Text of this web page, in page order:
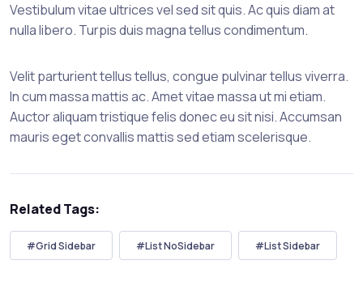
Vestibulum vitae ultrices vel sed sit quis. Ac quis diam at
nulla libero. Turpis duis magna tellus condimentum.
Velit parturient tellus tellus, congue pulvinar tellus viverra.
In cum massa mattis ac. Amet vitae massa ut mi etiam.
Auctor aliquam tristique felis donec eu sit nisi. Accumsan
mauris eget convallis mattis sed etiam scelerisque.
Related Tags:
#Grid Sidebar #List NoSidebar #List Sidebar